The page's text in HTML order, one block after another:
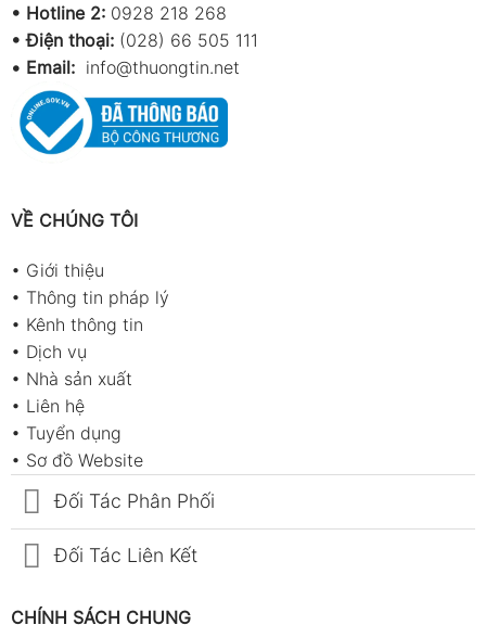
• Hotline 2: 0928 218 268
• Điện thoại: (028) 66 505 111
• Email: info@thuongtin.net
VỀ CHÚNG TÔI
• Giới thiệu
• Thông tin pháp lý
• Kênh thông tin
• Dịch vụ
• Nhà sản xuất
• Liên hệ
• Tuyển dụng
• Sơ đồ Website
Đối Tác Phân Phối
Đối Tác Liên Kết
CHÍNH SÁCH CHUNG